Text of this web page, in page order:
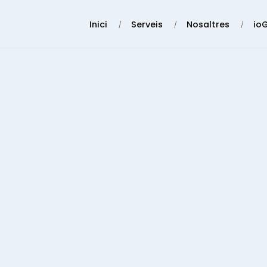
Inici Serveis Nosaltres